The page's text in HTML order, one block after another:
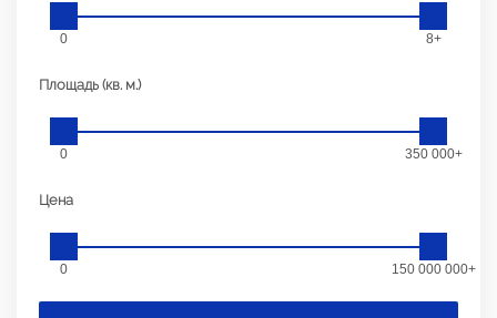
0 8+
Площадь (кв. м.)
0 350 000+
Цена
0 150 000 000+